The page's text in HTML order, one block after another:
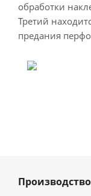
обработки
Третий
предания
Производство